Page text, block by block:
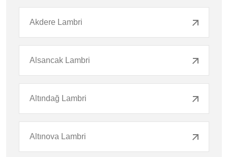
Akdere Lambri
Alsancak Lambri
Altındağ Lambri
Altınova Lambri